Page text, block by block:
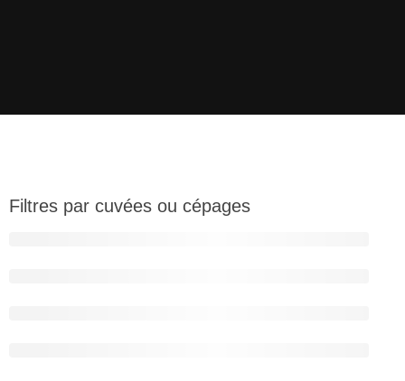
Filtres par cuvées ou cépages